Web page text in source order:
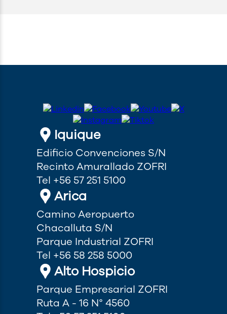
Iquique
Edificio Convenciones S/N
Recinto Amurallado ZOFRI
Tel +56 57 251 5100
Arica
Camino Aeropuerto
Chacalluta S/N
Parque Industrial ZOFRI
Tel +56 58 258 5000
Alto Hospicio
Parque Empresarial ZOFRI
Ruta A - 16 N° 4560